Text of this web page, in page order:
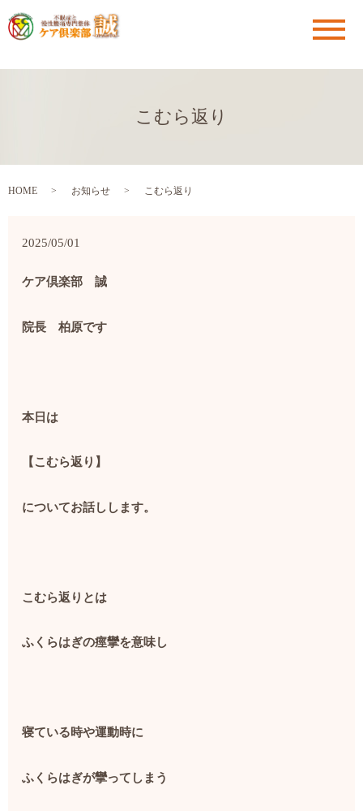
メ
こむら返り
HOME お知らせ こむら返り
2025/05/01
ケア倶楽部 誠
院長 柏原です
本日は
【こむら返り】
についてお話しします。
こむら返りとは
ふくらはぎの痙攣を意味し
寝ている時や運動時に
ふくらはぎが攣ってしまう